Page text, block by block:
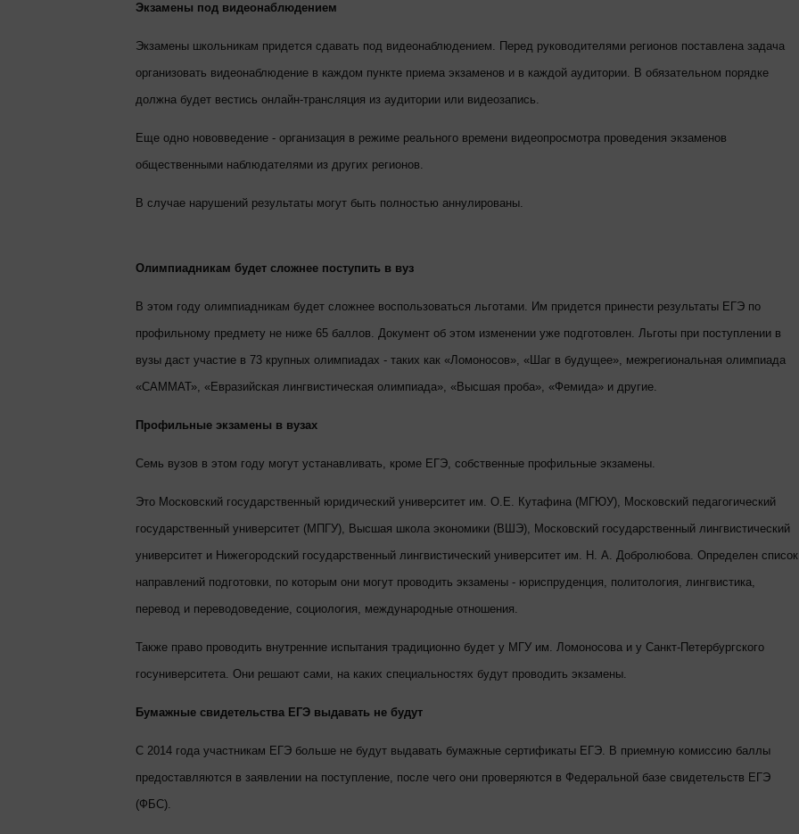
Экзамены под видеонаблюдением
Экзамены школьникам придется сдавать под видеонаблюдением. Перед руководителями регионов поставлена задача
организовать видеонаблюдение в каждом пункте приема экзаменов и в каждой аудитории. В обязательном порядке
должна будет вестись онлайн-трансляция из аудитории или видеозапись.
Еще одно нововведение - организация в режиме реального времени видеопросмотра проведения экзаменов
общественными наблюдателями из других регионов.
В случае нарушений результаты могут быть полностью аннулированы.
Олимпиадникам будет сложнее поступить в вуз
В этом году олимпиадникам будет сложнее воспользоваться льготами. Им придется принести результаты ЕГЭ по
профильному предмету не ниже 65 баллов. Документ об этом изменении уже подготовлен. Льготы при поступлении в
вузы даст участие в 73 крупных олимпиадах - таких как «Ломоносов», «Шаг в будущее», межрегиональная олимпиада
«САММАТ», «Евразийская лингвистическая олимпиада», «Высшая проба», «Фемида» и другие.
Профильные экзамены в вузах
Семь вузов в этом году могут устанавливать, кроме ЕГЭ, собственные профильные экзамены.
Это Московский государственный юридический университет им. О.Е. Кутафина (МГЮУ), Московский педагогический
государственный университет (МПГУ), Высшая школа экономики (ВШЭ), Московский государственный лингвистический
университет и Нижегородский государственный лингвистический университет им. Н. А. Добролюбова. Определен список
направлений подготовки, по которым они могут проводить экзамены - юриспруденция, политология, лингвистика,
перевод и переводоведение, социология, международные отношения.
Также право проводить внутренние испытания традиционно будет у МГУ им. Ломоносова и у Санкт-Петербургского
госуниверситета. Они решают сами, на каких специальностях будут проводить экзамены.
Бумажные свидетельства ЕГЭ выдавать не будут
С 2014 года участникам ЕГЭ больше не будут выдавать бумажные сертификаты ЕГЭ. В приемную комиссию баллы
предоставляются в заявлении на поступление, после чего они проверяются в Федеральной базе свидетельств ЕГЭ
(ФБС).